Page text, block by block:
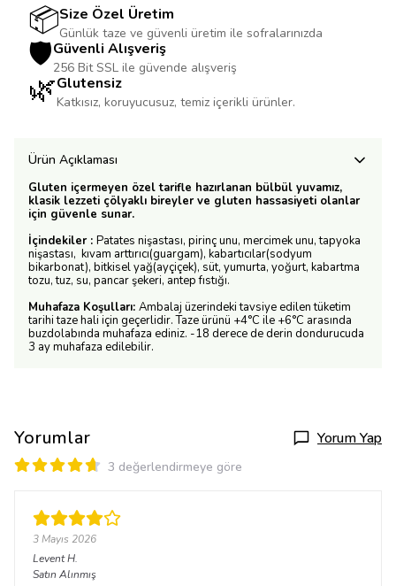
📦Size Özel Üretim
Günlük taze ve güvenli üretim ile sofralarınızda
🛡️Güvenli Alışveriş
256 Bit SSL ile güvende alışveriş
🌿Glutensiz
Katkısız, koruyucusuz, temiz içerikli ürünler.
Ürün Açıklaması
Gluten içermeyen özel tarifle hazırlanan bülbül yuvamız,
klasik lezzeti çölyaklı bireyler ve gluten hassasiyeti olanlar
için güvenle sunar.
İçindekiler : Patates nişastası, pirinç unu, mercimek unu, tapyoka
nişastası, kıvam arttırıcı(guargam), kabartıcılar(sodyum
bikarbonat), bitkisel yağ(ayçiçek), süt, yumurta, yoğurt, kabartma
tozu, tuz, su, pancar şekeri, antep fıstığı.
Muhafaza Koşulları: Ambalaj üzerindeki tavsiye edilen tüketim
tarihi taze hali için geçerlidir. Taze ürünü +4°C ile +6°C arasında
buzdolabında muhafaza ediniz. -18 derece de derin dondurucuda
3 ay muhafaza edilebilir.
Yorumlar Yorum Yap
3 değerlendirmeye göre
3 Mayıs 2026
LeventH.
Satın Alınmış